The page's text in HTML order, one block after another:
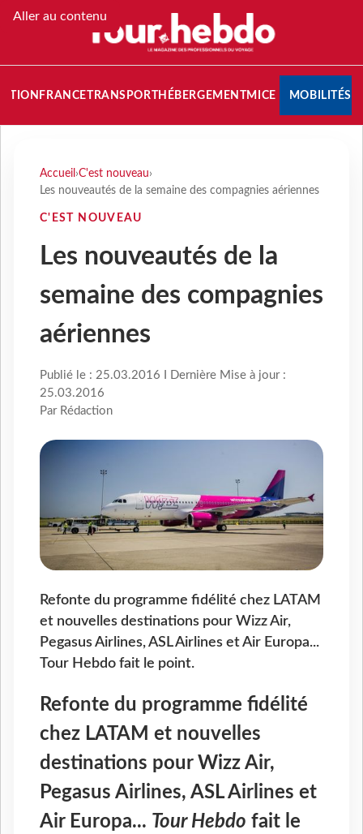
Aller au contenu
FRANCETRANSPORT HÉBERGEMENTMICE MOBILITÉS
Accueil ›C'est nouveau›
Les nouveautés de la semaine des compagnies aériennes
C'EST NOUVEAU
Les nouveautés de la
semaine des compagnies
aériennes
Publié le : 25.03.2016 I Dernière Mise à jour :
25.03.2016
Par Rédaction
Refonte du programme fidélité chez LATAM
et nouvelles destinations pour Wizz Air,
Pegasus Airlines, ASL Airlines et Air Europa...
Tour Hebdo fait le point.
Refonte du programme fidélité
chez LATAM et nouvelles
destinations pour Wizz Air,
Pegasus Airlines, ASL Airlines et
Air Europa... Tour Hebdo fait le